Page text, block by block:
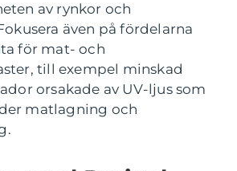
av rynkor och
även på fördelarna
för mat- och
till exempel minskad
orsakade av UV-ljus som
matlagning och